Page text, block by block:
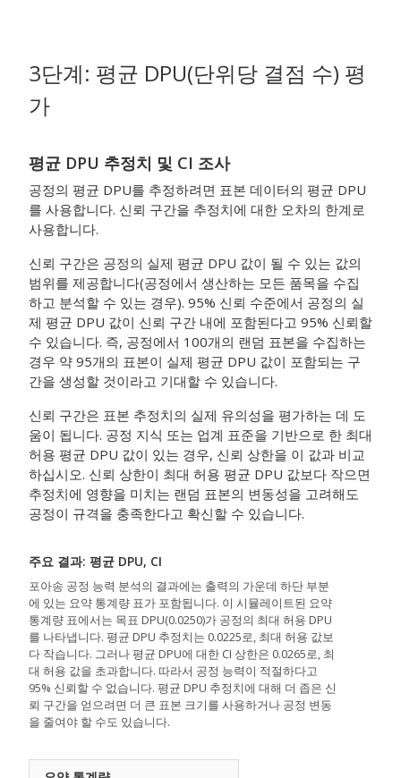
3단계: 평균 DPU(단위당 결점 수) 평
가
평균 DPU 추정치 및 CI 조사
공정의 평균 DPU를 추정하려면 표본 데이터의 평균 DPU
를 사용합니다. 신뢰 구간을 추정치에 대한 오차의 한계로
사용합니다.
신뢰 구간은 공정의 실제 평균 DPU 값이 될 수 있는 값의
범위를 제공합니다(공정에서 생산하는 모든 품목을 수집
하고 분석할 수 있는 경우). 95% 신뢰 수준에서 공정의 실
제 평균 DPU 값이 신뢰 구간 내에 포함된다고 95% 신뢰할
수 있습니다. 즉, 공정에서 100개의 랜덤 표본을 수집하는
경우 약 95개의 표본이 실제 평균 DPU 값이 포함되는 구
간을 생성할 것이라고 기대할 수 있습니다.
신뢰 구간은 표본 추정치의 실제 유의성을 평가하는 데 도
움이 됩니다. 공정 지식 또는 업계 표준을 기반으로 한 최대
허용 평균 DPU 값이 있는 경우, 신뢰 상한을 이 값과 비교
하십시오. 신뢰 상한이 최대 허용 평균 DPU 값보다 작으면
추정치에 영향을 미치는 랜덤 표본의 변동성을 고려해도
공정이 규격을 충족한다고 확신할 수 있습니다.
주요 결과: 평균 DPU, CI
포아송 공정 능력 분석의 결과에는 출력의 가운데 하단 부분
에 있는 요약 통계량 표가 포함됩니다. 이 시뮬레이트된 요약
통계량 표에서는 목표 DPU(0.0250)가 공정의 최대 허용 DPU
를 나타냅니다. 평균 DPU 추정치는 0.0225로, 최대 허용 값보
다 작습니다. 그러나 평균 DPU에 대한 CI 상한은 0.0265로, 최
대 허용 값을 초과합니다. 따라서 공정 능력이 적절하다고
95% 신뢰할 수 없습니다. 평균 DPU 추정치에 대해 더 좁은 신
뢰 구간을 얻으려면 더 큰 표본 크기를 사용하거나 공정 변동
을 줄여야 할 수도 있습니다.